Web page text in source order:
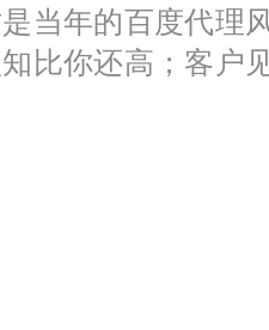
当年的百度代理
比你还高；客户